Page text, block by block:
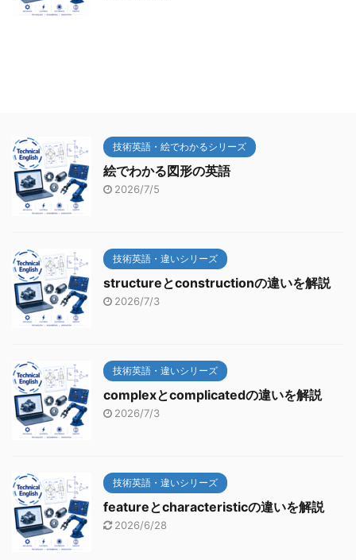
技術英語・絵でわかるシリーズ
絵でわかる図形の英語
2026/7/5
技術英語・違いシリーズ
structureとconstructionの違いを解説
2026/7/3
技術英語・違いシリーズ
complexとcomplicatedの違いを解説
2026/7/3
技術英語・違いシリーズ
featureとcharacteristicの違いを解説
2026/6/28